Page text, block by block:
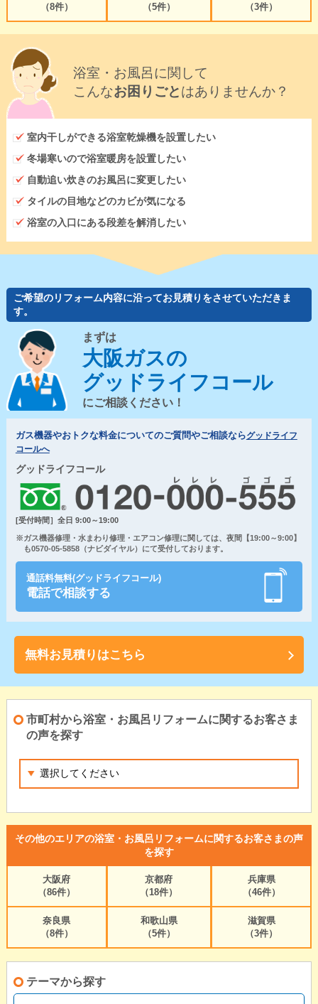
（8件）
（5件）
（3件）
浴室・お風呂に関して
こんなお困りごとはありませんか？
室内干しができる浴室乾燥機を設置したい
冬場寒いので浴室暖房を設置したい
自動追い炊きのお風呂に変更したい
タイルの目地などのカビが気になる
浴室の入口にある段差を解消したい
ご希望のリフォーム内容に沿ってお見積りをさせていただきま
す。
まずは
大阪ガスの
グッドライフコール
にご相談ください！
ガス機器やおトクな料金についてのご質問やご相談ならグッドライフ
コールへ
グッドライフコール
[受付時間］全日 9:00～19:00
※ガス機器修理・水まわり修理・エアコン修理に関しては、夜間【19:00～9:00】
も0570-05-5858（ナビダイヤル）にて受付しております。
通話料無料(グッドライフコール)
電話で相談する
無料お見積りはこちら
市町村から浴室・お風呂リフォームに関するお客さま
の声を探す
その他のエリアの浴室・お風呂リフォームに関するお客さまの声
を探す
大阪府
（86件）
京都府
（18件）
兵庫県
（46件）
奈良県
（8件）
和歌山県
（5件）
滋賀県
（3件）
テーマから探す